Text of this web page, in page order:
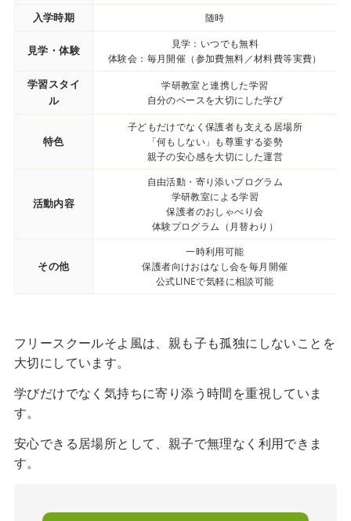
入学時期 随時
見学・体験
見学：いつでも無料
体験会：毎月開催（参加費無料／材料費等実費）
学習スタイ
ル
学研教室と連携した学習
自分のペースを大切にした学び
特色
子どもだけでなく保護者も支える居場所
「何もしない」も尊重する姿勢
親子の安心感を大切にした運営
活動内容
自由活動・寄り添いプログラム
学研教室による学習
保護者のおしゃべり会
体験プログラム（月替わり）
その他
一時利用可能
保護者向けおはなし会を毎月開催
公式LINEで気軽に相談可能
フリースクールそよ風は、親も子も孤独にしないことを
大切にしています。
学びだけでなく気持ちに寄り添う時間を重視していま
す。
安心できる居場所として、親子で無理なく利用できま
す。